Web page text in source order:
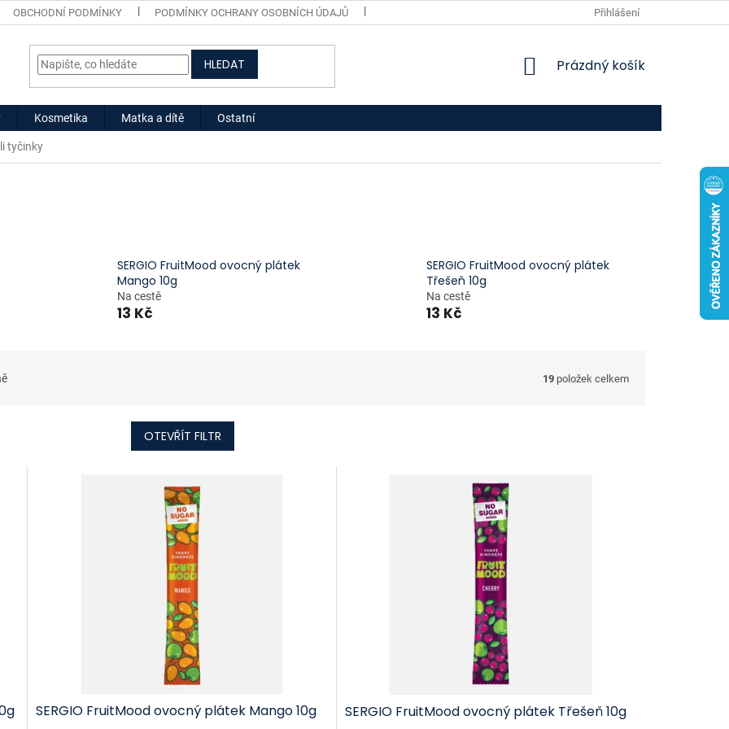
OBCHODNÍ PODMÍNKY PODMÍNKY OCHRANY OSOBNÍCH ÚDAJŮ Přihlášení
HLEDAT
NÁKUPNÍ
Prázdný košík
Kosmetika Matka a dítě Ostatní
tyčinky
SERGIO FruitMood ovocný plátek
Mango 10g
Na cestě
13 Kč
SERGIO FruitMood ovocný plátek
Třešeň 10g
Na cestě
13 Kč
19 položek celkem
OTEVŘÍT FILTR
SERGIO FruitMood ovocný plátek Mango 10g SERGIO FruitMood ovocný plátek Třešeň 10g